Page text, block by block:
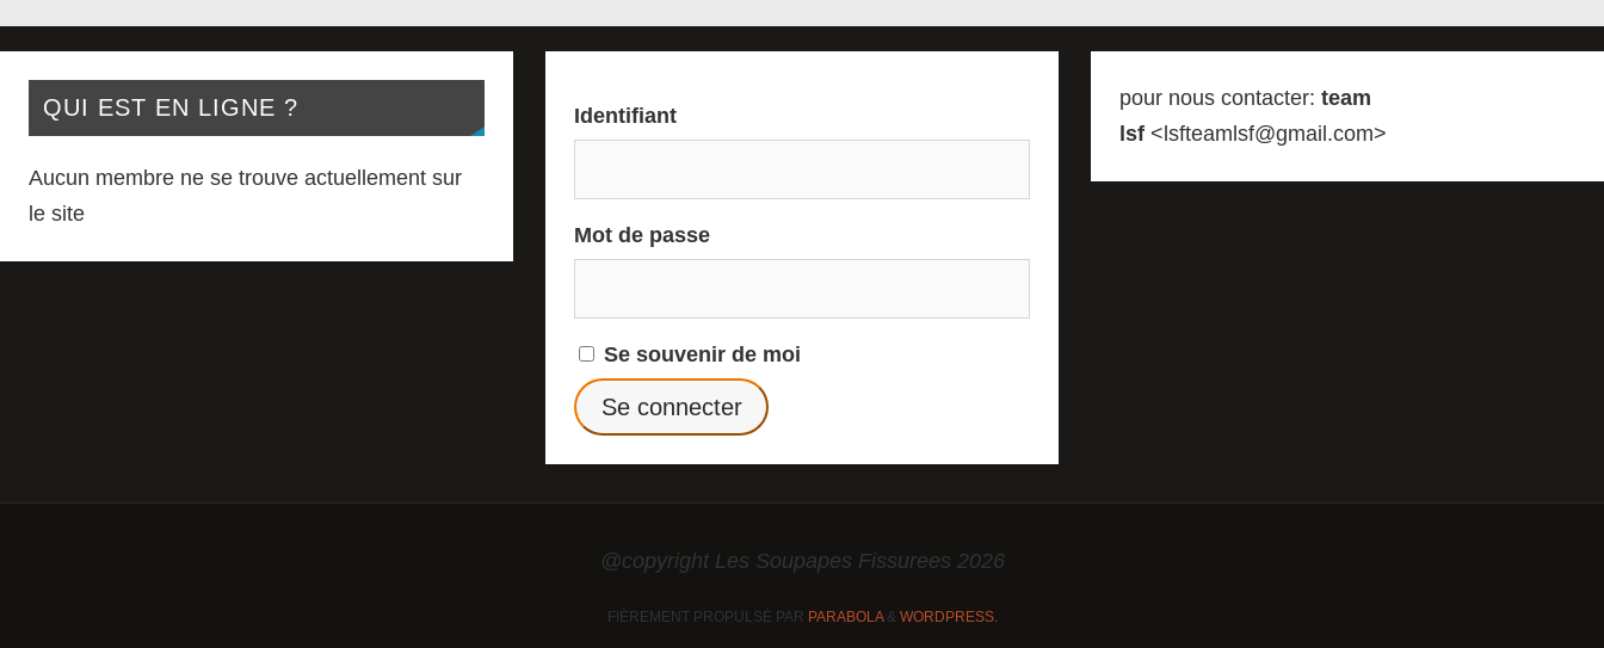
QUI EST EN LIGNE ?
Aucun membre ne se trouve actuellement sur
le site
Identifiant
Mot de passe
Se souvenir de moi
pour nous contacter:team
lsf <lsfteamlsf@gmail.com>
@copyright Les Soupapes Fissurees 2026
FIÈREMENT PROPULSÉ PAR PARABOLA& WORDPRESS.